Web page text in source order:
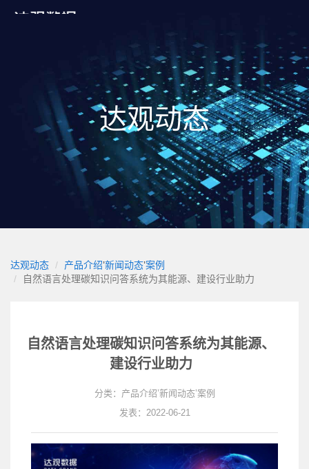
达观动态
达观动态 产品介绍’新闻动态’案例
自然语言处理碳知识问答系统为其能源、建设行业助力
自然语言处理碳知识问答系统为其能源、
建设行业助力
分类： 产品介绍’新闻动态’案例
发表：2022-06-21